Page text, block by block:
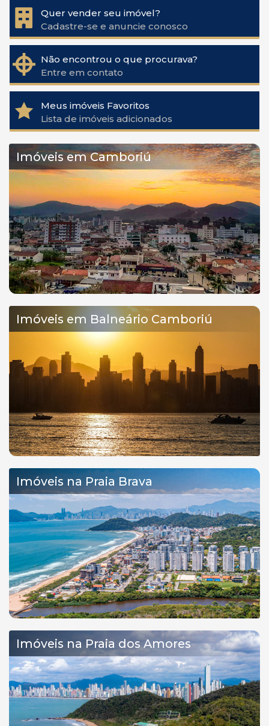
Quer vender seu imóvel?
Cadastre-se e anuncie conosco
Não encontrou o que procurava?
Entre em contato
Meus imóveis Favoritos
Lista de imóveis adicionados
Imóveis em Camboriú
Imóveis em Balneário Camboriú
Imóveis na Praia Brava
Imóveis na Praia dos Amores